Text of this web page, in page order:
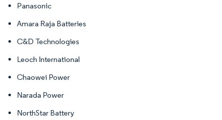
Panasonic
Amara Raja Batteries
C&D Technologies
Leoch International
Chaowei Power
Narada Power
NorthStar Battery